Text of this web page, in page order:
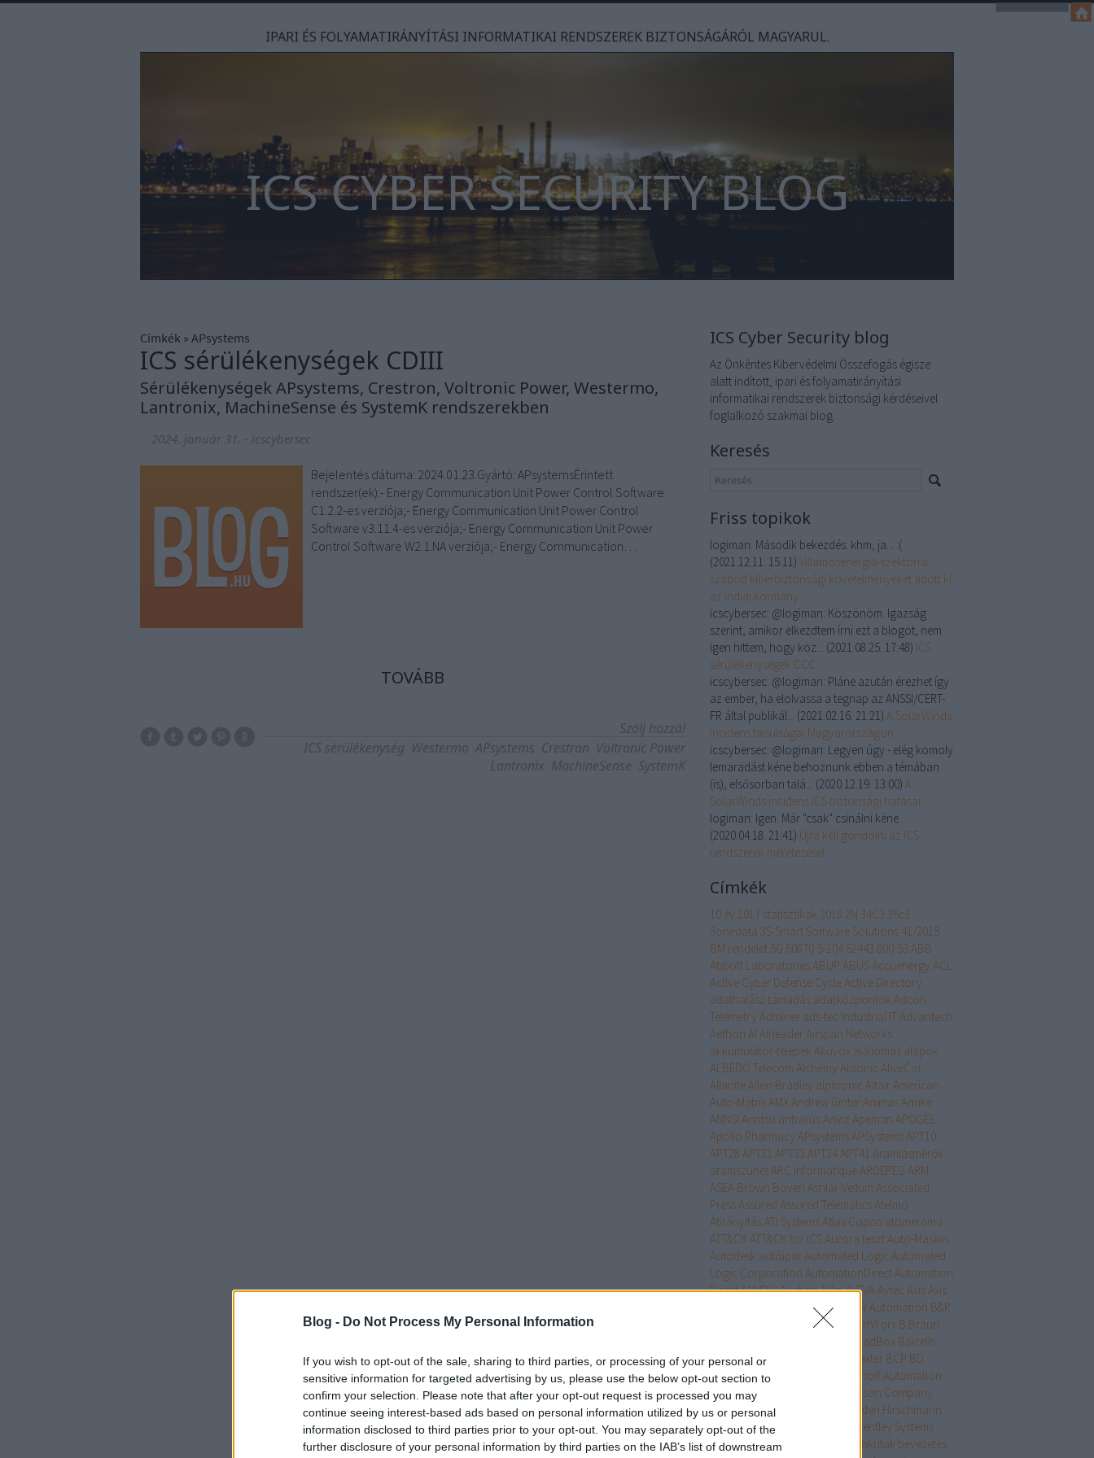
Blog - Do Not Process My Personal Information
If you wish to opt-out of the sale, sharing to third parties, or processing of your personal or
sensitive information for targeted advertising by us, please use the below opt-out section to
confirm your selection. Please note that after your opt-out request is processed you may
continue seeing interest-based ads based on personal information utilized by us or personal
information disclosed to third parties prior to your opt-out. You may separately opt-out of the
further disclosure of your personal information by third parties on the IAB’s list of downstream
IPARI ÉS FOLYAMATIRÁNYÍTÁSI INFORMATIKAI RENDSZEREK BIZTONSÁGÁRÓL MAGYARUL.
ICS CYBER SECURITY BLOG
Címkék » APsystems
ICS sérülékenységek CDIII
Sérülékenységek APsystems, Crestron, Voltronic Power, Westermo,
Lantronix, MachineSense és SystemK rendszerekben
2024. január 31. - icscybersec
Bejelentés dátuma: 2024.01.23.Gyártó: APsystemsÉrintett
rendszer(ek):- Energy Communication Unit Power Control Software
C1.2.2-es verziója;- Energy Communication Unit Power Control
Software v3.11.4-es verziója;- Energy Communication Unit Power
Control Software W2.1.NA verziója;- Energy Communication…
TOVÁBB
Szólj hozzá!
ICS sérülékenység Westermo APsystems Crestron Voltronic Power
Lantronix MachineSense SystemK
ICS Cyber Security blog
Az Önkéntes Kibervédelmi Összefogás égisze
alatt indított, ipari és folyamatirányítási
informatikai rendszerek biztonsági kérdéseivel
foglalkozó szakmai blog.
Keresés
Friss topikok
logiman: Második bekezdés: khm, ja... :(
(2021.12.11. 15:11) Villamosenergia-szektorra
szabott kiberbiztonsági követelményeket adott ki
az indiai kormány
icscybersec: @logiman: Köszönöm. Igazság
szerint, amikor elkezdtem írni ezt a blogot, nem
igen hittem, hogy köz... (2021.08.25. 17:48) ICS
sérülékenységek CCC
icscybersec: @logiman: Pláne azután érezhet így
az ember, ha elolvassa a tegnap az ANSSI/CERT-
FR által publikál... (2021.02.16. 21:21) A SolarWinds
incidens tanulságai Magyarországon
icscybersec: @logiman: Legyen úgy - elég komoly
lemaradást kéne behoznunk ebben a témában
(is), elsősorban talá... (2020.12.19. 13:00) A
SolarWinds incidens ICS biztonsági hatásai
logiman: Igen. Már "csak" csinálni kéne...
(2020.04.18. 21:41) Újra kell gondolni az ICS
rendszerek méretezését
Címkék
10 év 2017 statisztikak 2018 2N 34C3 36c3
3onedata 3S-Smart Software Solutions 41/2015
BM rendelet 5G 60870-5-104 62443 800-53 ABB
Abbott LaboratoriesABUP ABUSAccuenergy ACL
Active Cyber Defense CycleActive Directory
adathalász támadás adatközpontok Adcon
Telemetry Adminer ads-tec Industrial ITAdvantech
Aethon AI AirleaderAirspan Networks
akkumulátor-telepek Akuvox alállomás alapok
ALBEDO Telecom Alchemy Alisonic AliveCor
AllaniteAllen-Bradley alpitronic AltairAmerican
Auto-MatrixAMXAndrew GinterAnimasAnnke
ANNSI Anritsu antivirusAnviz Apeman APOGEE
Apollo Pharmacy APsystemsAPSystemsAPT10
APT28 APT31 APT33 APT34APT41 áramlásmérők
áramszünetARC InformatiqueARDEREG ARM
ASEA Brown Boveri Ashlar-Vellum Associated
PressAssured Assured TelematicsAtelmo
ÁtirányításATI SystemsAtlas Copco atomerőmű
ATT&CKATT&CK for ICSAurora tesztAuto-Maskin
Autodesk autóiparAutomated Logic Automated
Logic Corporation AutomationDirectAutomation
DirectAUVESYAvationAVerAVEVAAvtec AxisAxis
AzeoTech B&R Automation B&R
Industrial AutomationB+B SmartWorx B.Braun
BadBox Baicells
Technologies
Baxter BCP BD
BeaconMedaes
Beckhoff Automation
Beckwith Electric
Becton Dickinson Company
BeldenBelden-Hirschmann
Belden Hirschmann
Belledonne Communications
Bentley Systems
Bently Nevada
benzinkutak bevezetés